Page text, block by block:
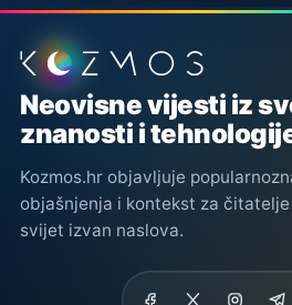
Podnožje stranice
Neovisne vijesti iz
znanosti i
Kozmos.hr objavljuje
objašnjenja i kontekst za
svijet izvan naslova.